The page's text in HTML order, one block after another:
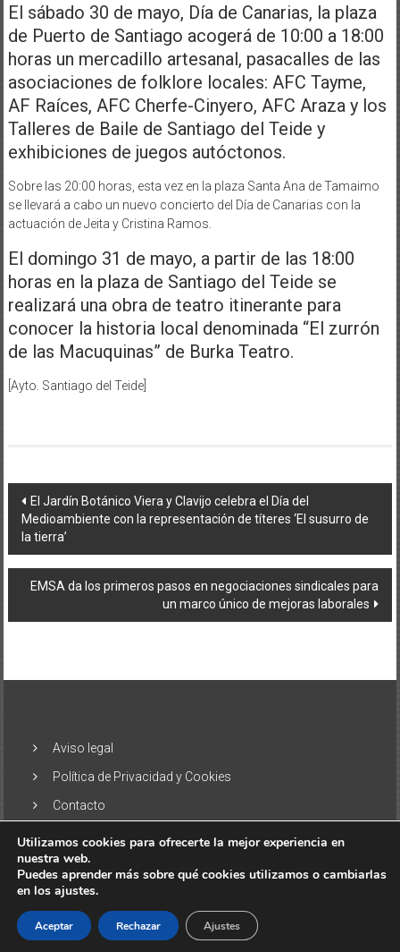
El sábado 30 de mayo, Día de Canarias, la plaza
de Puerto de Santiago acogerá de 10:00 a 18:00
horas un mercadillo artesanal, pasacalles de las
asociaciones de folklore locales: AFC Tayme,
AF Raíces, AFC Cherfe-Cinyero, AFC Araza y los
Talleres de Baile de Santiago del Teide y
exhibiciones de juegos autóctonos.
Sobre las 20:00 horas, esta vez en la plaza Santa Ana de Tamaimo
se llevará a cabo un nuevo concierto del Día de Canarias con la
actuación de Jeita y Cristina Ramos.
El domingo 31 de mayo, a partir de las 18:00
horas en la plaza de Santiago del Teide se
realizará una obra de teatro itinerante para
conocer la historia local denominada “El zurrón
de las Macuquinas” de Burka Teatro.
[Ayto. Santiago del Teide]
Navegación
de
entradas
El Jardín Botánico Viera y Clavijo celebra el Día del
Medioambiente con la representación de títeres ‘El susurro de
la tierra’
EMSA da los primeros pasos en negociaciones sindicales para
un marco único de mejoras laborales
Aviso legal
Política de Privacidad y Cookies
Contacto
Copyright © 2026
los derechos reservados. Tema:
ColorNews
Funciona gracias aWordPress
Utilizamos cookies para ofrecerte la mejor experiencia en
nuestra web.
Puedes aprender más sobre qué cookies utilizamos o cambiarlas
en los ajustes.
Aceptar Rechazar Ajustes